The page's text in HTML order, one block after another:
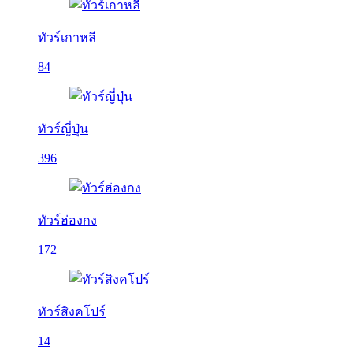
ทัวร์เกาหลี
84
ทัวร์ญี่ปุ่น
396
ทัวร์ฮ่องกง
172
ทัวร์สิงคโปร์
14